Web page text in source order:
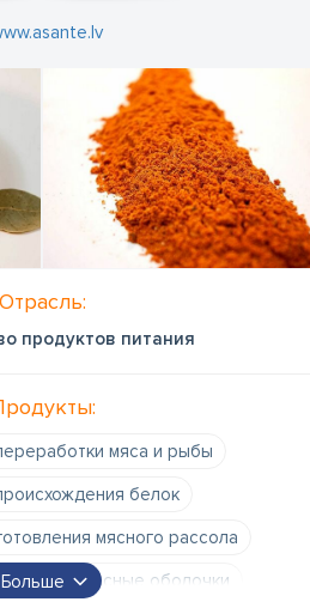
Отрасль:
продуктов питания
мяса и рыбы
белок
мясного рассола
колбасные оболочки
Больше